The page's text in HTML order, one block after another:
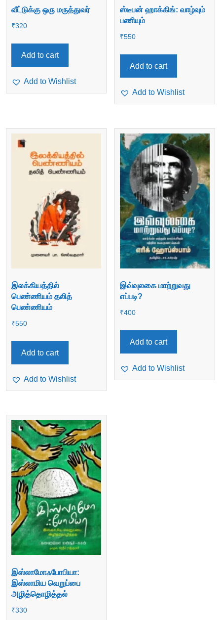
வீட்டுக்கு ஒரு மருத்துவர்
₹320
Add to cart
Add to Wishlist
ஸ்டீபன் ஹாக்கிங்: வாழ்வும்
பணியும்
₹550
Add to cart
Add to Wishlist
இலக்கியத்தில்
பெண்ணியம் தலித்
பெண்ணியம்
₹550
Add to cart
Add to Wishlist
இவ்வுலகை மாற்றுவது
எப்படி?
₹400
Add to cart
Add to Wishlist
இஸ்லாமோஃபோபியா:
இஸ்லாமிய வெறுப்பை
அழித்தொழித்தல்
₹330